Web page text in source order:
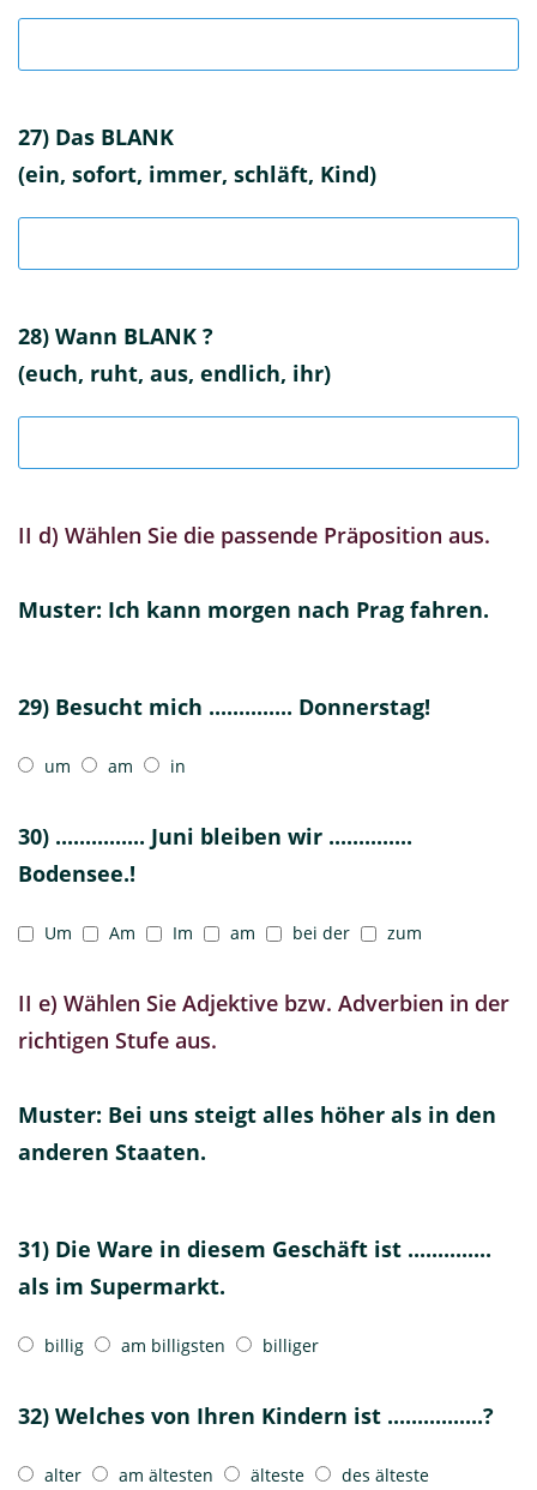
27) Das BLANK
(ein, sofort, immer, schläft, Kind)
28) Wann BLANK ?
(euch, ruht, aus, endlich, ihr)
II d) Wählen Sie die passende Präposition aus.
Muster: Ich kann morgen nach Prag fahren.
29) Besucht mich .............. Donnerstag!
um am in
30) ............... Juni bleiben wir ..............
Bodensee.!
Um Am Im am bei der zum
II e) Wählen Sie Adjektive bzw. Adverbien in der
richtigen Stufe aus.
Muster: Bei uns steigt alles höher als in den
anderen Staaten.
31) Die Ware in diesem Geschäft ist ..............
als im Supermarkt.
billig am billigsten billiger
32) Welches von Ihren Kindern ist ................?
alter am ältesten älteste des älteste